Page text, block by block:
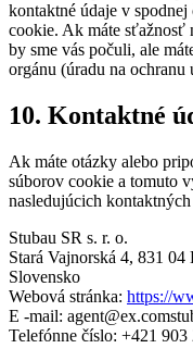
kontaktné údaje v
cookie. Ak máte sťažnosť
by sme vás počuli, ale
orgánu (úradu na ochranu
10. Kontaktné
Ak máte otázky alebo
súborov cookie a tomuto
nasledujúcich
Stubau SR s. r. o.
Stará Vajnorská 4, 831
Slovensko
Webová stránka: https://
E -mail: agent@ex.com
Telefónne číslo: +421 903